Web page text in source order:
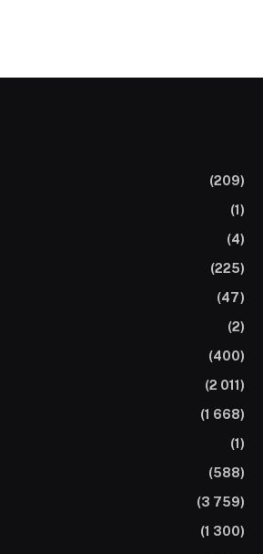
(209)
(1)
(4)
(225)
(47)
(2)
(400)
(2 011)
(1 668)
(1)
(588)
(3 759)
(1 300)